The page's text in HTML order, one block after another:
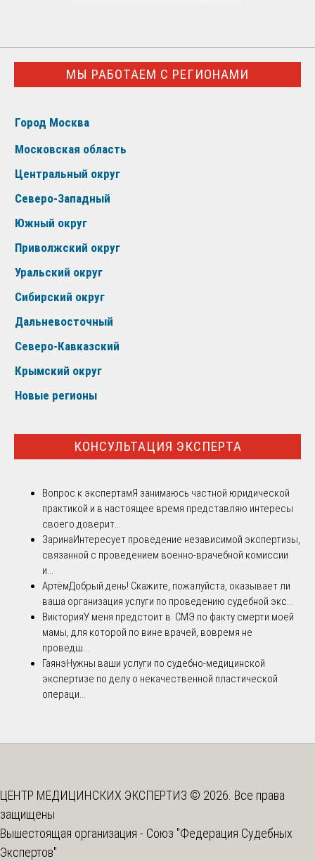
МЫ РАБОТАЕМ С РЕГИОНАМИ
Город Москва
Московская область
Центральный округ
Северо-Западный
Южный округ
Приволжский округ
Уральский округ
Сибирский округ
Дальневосточный
Северо-Кавказский
Крымский округ
Новые регионы
КОНСУЛЬТАЦИЯ ЭКСПЕРТА
Вопрос к экспертамЯ занимаюсь частной юридической
практикой и в настоящее время представляю интересы
своего доверит...
ЗаринаИнтересует проведение независимой экспертизы,
связанной с проведением военно-врачебной комиссии
и...
АртёмДобрый день! Скажите, пожалуйста, оказывает ли
ваша организация услуги по проведению судебной экс...
ВикторияУ меня предстоит в СМЭ по факту смерти моей
мамы, для которой по вине врачей, вовремя не
проведш...
ГаянэНужны ваши услуги по судебно-медицинской
экспертизе по делу о некачественной пластической
операци...
ЦЕНТР МЕДИЦИНСКИХ ЭКСПЕРТИЗ © 2026. Все права
защищены
Вышестоящая организация - Союз "Федерация Судебных
Экспертов"